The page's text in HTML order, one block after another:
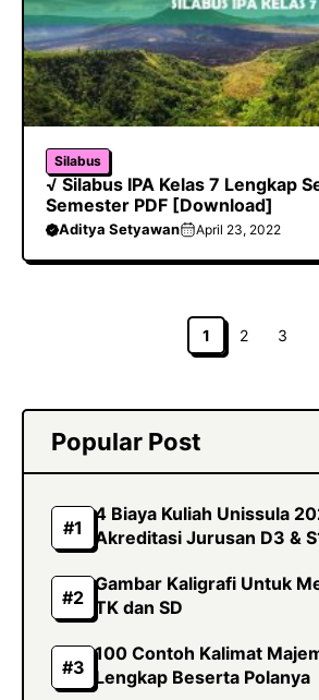
Silabus
√ Silabus IPA Kelas 7 Lengkap
Semester PDF [Download]
Aditya Setyawan April 23, 2022
Halaman
1 Halaman
2 Halaman
3
Popular Post
4 Biaya Kuliah Unissula
Akreditasi Jurusan D3 &
Gambar Kaligrafi Untuk
TK dan SD
100 Contoh Kalimat
Lengkap Beserta Polanya